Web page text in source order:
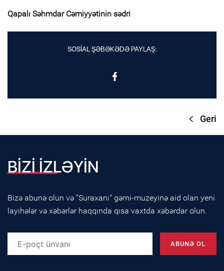
Qapalı Səhmdar Cəmiyyətinin sədri
SOSİAL ŞƏBƏKƏDƏ PAYLAŞ:
Geri
BİZİ İZLƏYİN
Bizə abunə olun və "Suraxanı" gəmi-muzeyinə aid olan yeni
layihələr və xəbərlər haqqında qısa vaxtda xəbərdar olun.